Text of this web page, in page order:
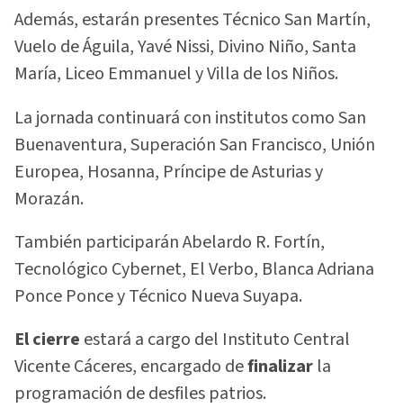
Además, estarán presentes Técnico San Martín,
Vuelo de Águila, Yavé Nissi, Divino Niño, Santa
María, Liceo Emmanuel y Villa de los Niños.
La jornada continuará con institutos como San
Buenaventura, Superación San Francisco, Unión
Europea, Hosanna, Príncipe de Asturias y
Morazán.
También participarán Abelardo R. Fortín,
Tecnológico Cybernet, El Verbo, Blanca Adriana
Ponce Ponce y Técnico Nueva Suyapa.
El cierre estará a cargo del Instituto Central
Vicente Cáceres, encargado definalizar la
programación de desfiles patrios.